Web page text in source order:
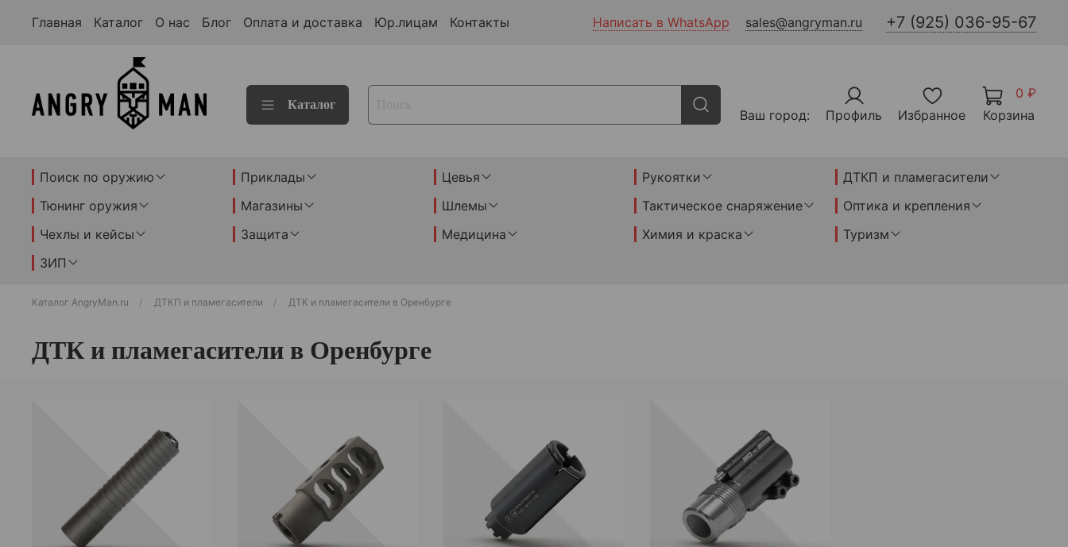
Главная Каталог О нас Блог Оплата и доставка Юр.лицам Контакты Написать в WhatsApp sales@angryman.ru +7 (925) 036-95-67
Каталог
Ваш город: Профиль Избранное
0 ₽
Корзина
Поиск по оружию Приклады Цевья Рукоятки
ДТКП и пламегасители
Тюнинг оружия
Магазины Шлемы Тактическое снаряжение
Оптика и крепления
Чехлы и кейсы
Защита Медицина Химия и краска
Туризм
ЗИП
Каталог AngryMan.ru ДТКП и пламегасители ДТК и пламегасители в Оренбурге
ДТК и пламегасители в Оренбурге